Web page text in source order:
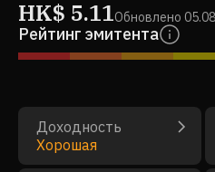
HK$ 5.11Обновлено
Рейтинг эмитента
Доходность
Хорошая